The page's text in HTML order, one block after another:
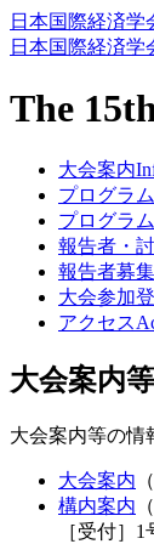
日本国際経済学
日本国際経済学
The
大会案内
プログラ
プログラ
報告者・
報告者募集
大会参加
アクセス
大会案内等
大会案内等の情
大会案内
構内案内
［受付］